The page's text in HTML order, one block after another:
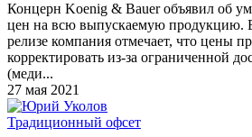
Концерн Koenig & Bauer объявил об
цен на всю выпускаемую продукцию.
релизе компания отмечает, что цены
корректировать из-за ограниченной
(меди...
27 мая 2021
Традиционный офсет